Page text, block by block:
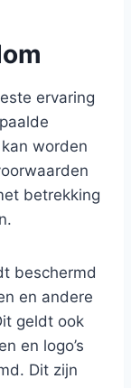
ervaring
worden
betrekking
beschermd
en andere
geldt ook
en logo’s
Dit zijn